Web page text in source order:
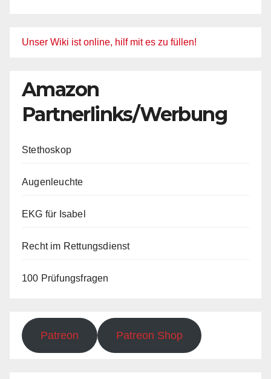
Unser Wiki ist online, hilf mit es zu füllen!
Amazon
Partnerlinks/Werbung
Stethoskop
Augenleuchte
EKG für Isabel
Recht im Rettungsdienst
100 Prüfungsfragen
Patreon Patreon Shop